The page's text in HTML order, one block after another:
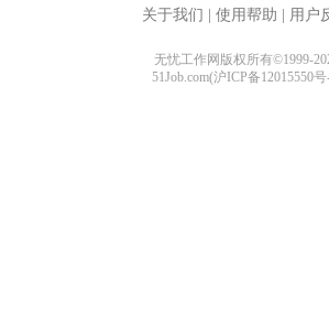
关于我们 使用帮助 用户
无忧工作网版权所有©1999-
51Job.com(沪ICP备12015550